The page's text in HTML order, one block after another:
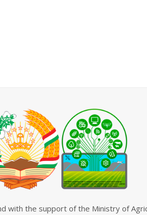
with the support of the Ministry of